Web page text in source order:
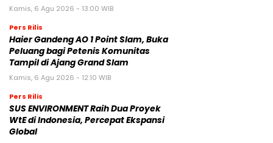
Kamis, 6 Agu 2026 - 13:00 WIB
Pers Rilis
Haier Gandeng AO 1 Point Slam, Buka
Peluang bagi Petenis Komunitas
Tampil di Ajang Grand Slam
Kamis, 6 Agu 2026 - 12:10 WIB
Pers Rilis
SUS ENVIRONMENT Raih Dua Proyek
WtE di Indonesia, Percepat Ekspansi
Global